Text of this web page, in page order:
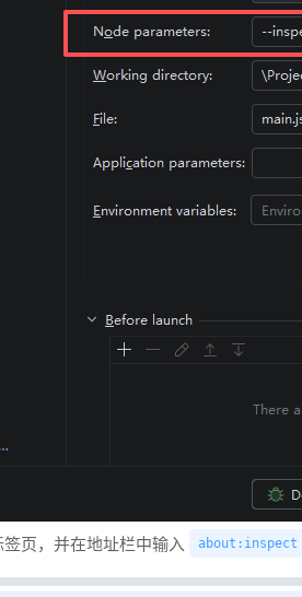
页，并在地址栏中输入 about:inspect